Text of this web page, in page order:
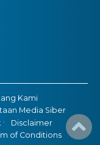
Kami
Media Siber
Disclaimer
of Conditions